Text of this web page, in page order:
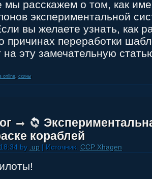
мы расскажем о том, как
экспериментальной
вы желаете узнать, как
причинах переработки
на эту замечательную
online, скины
кораблей
by .up | Источник: CCP Xhagen